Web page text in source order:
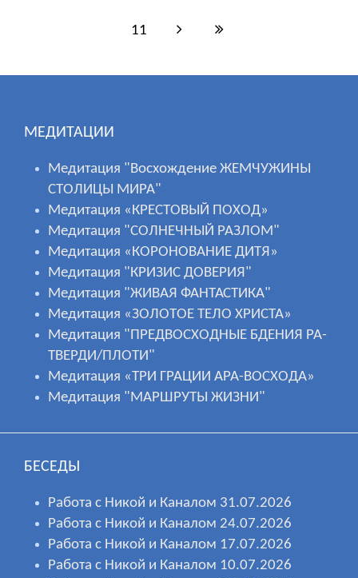
11
МЕДИТАЦИИ
Медитация "Восхождение ЖЕМЧУЖИНЫ
СТОЛИЦЫ МИРА"
Медитация «КРЕСТОВЫЙ ПОХОД»
Медитация "СОЛНЕЧНЫЙ РАЗЛОМ"
Медитация «КОРОНОВАНИЕ ДИТЯ»
Медитация "КРИЗИС ДОВЕРИЯ"
Медитация "ЖИВАЯ ФАНТАСТИКА"
Медитация «ЗОЛОТОЕ ТЕЛО ХРИСТА»
Медитация "ПРЕДВОСХОДНЫЕ БДЕНИЯ РА-
ТВЕРДИ/ПЛОТИ"
Медитация «ТРИ ГРАЦИИ АРА-ВОСХОДА»
Медитация "МАРШРУТЫ ЖИЗНИ"
БЕСЕДЫ
Работа с Никой и Каналом 31.07.2026
Работа с Никой и Каналом 24.07.2026
Работа с Никой и Каналом 17.07.2026
Работа с Никой и Каналом 10.07.2026